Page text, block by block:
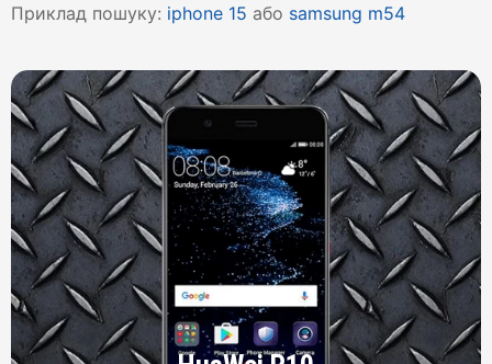
Приклад пошуку: iphone 15 або samsung m54